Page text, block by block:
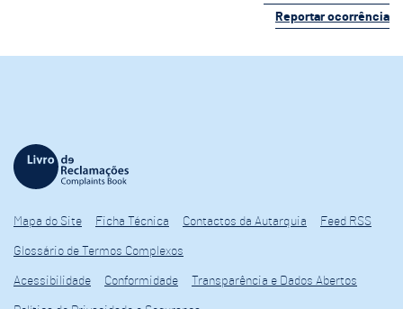
Reportar ocorrência
Mapa do Site Ficha Técnica Contactos da Autarquia Feed RSS
Glossário de Termos Complexos
Acessibilidade Conformidade Transparência e Dados Abertos